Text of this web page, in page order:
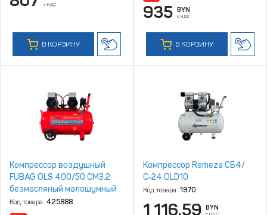
с НДС
В КОРЗИНУ
935 BYN
с НДС
В КОРЗИНУ
Компрессор воздушный
FUBAG OLS 400/50 CM3.2
безмасляный малошумный
Код товара: 425888
Компрессор Remeza СБ4/
С‑24.OLD10
Код товара: 1970
1 116.59 BYN
с НДС